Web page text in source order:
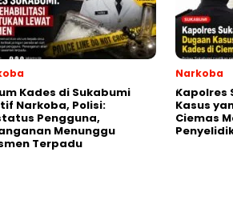
Kades di Sukabumi
Narkoba, Polisi:
Pengguna,
Menunggu
Terpadu
Narkoba
Kapolres
Kasus
Ciemas